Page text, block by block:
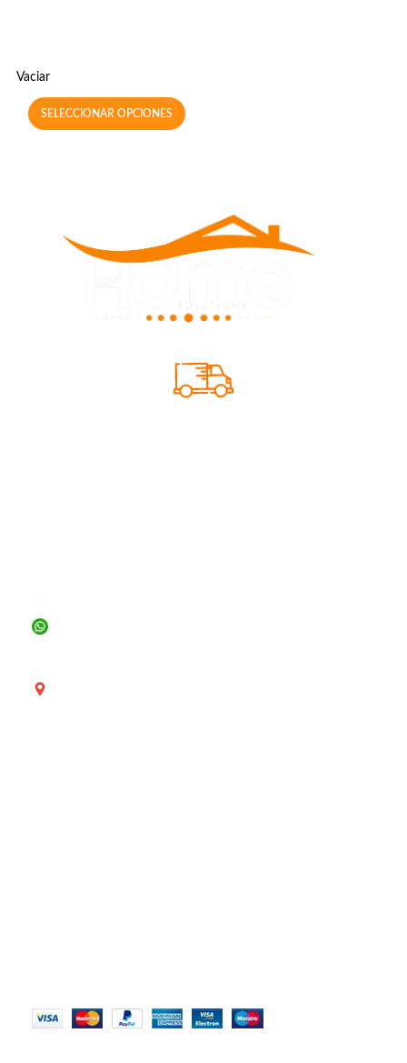
Vaciar
SELECCIONAR OPCIONES